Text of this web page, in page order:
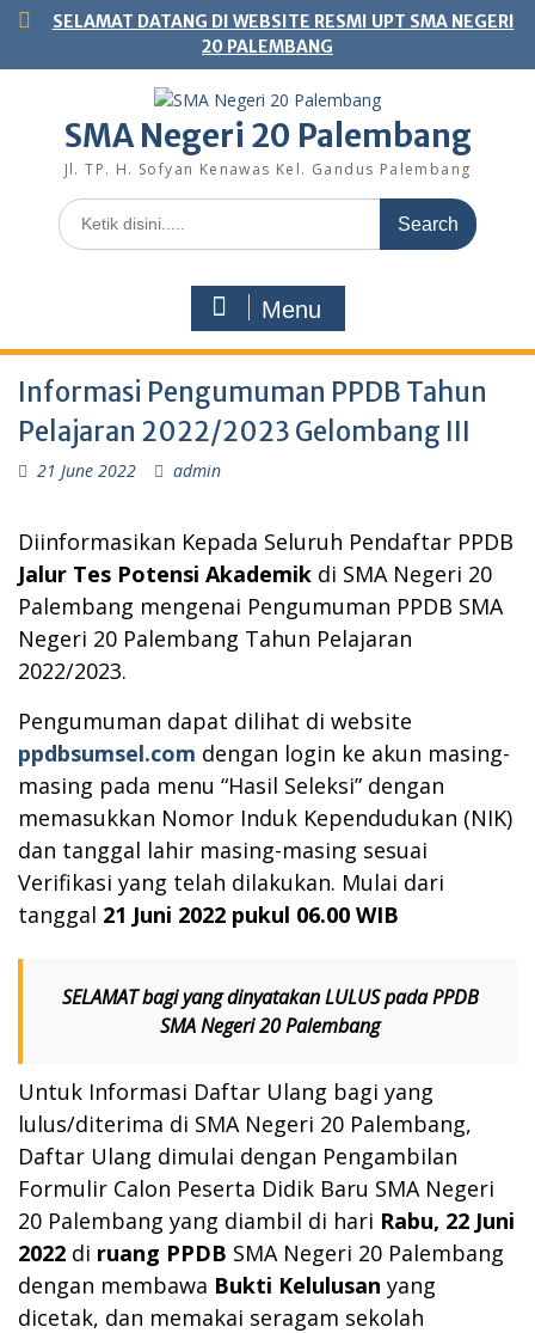
Skip
SELAMAT DATANG DI WEBSITE RESMI UPT SMA NEGERI
20 PALEMBANG
SMA Negeri 20 Palembang
Jl. TP. H. Sofyan Kenawas Kel. Gandus Palembang
Search
for:
Menu
Informasi Pengumuman PPDB Tahun
Pelajaran 2022/2023 Gelombang III
21 June 2022 admin
Diinformasikan Kepada Seluruh Pendaftar PPDB
Jalur Tes Potensi Akademik di SMA Negeri 20
Palembang mengenai Pengumuman PPDB SMA
Negeri 20 Palembang Tahun Pelajaran
2022/2023.
Pengumuman dapat dilihat di website
ppdbsumsel.com dengan login ke akun masing-
masing pada menu “Hasil Seleksi” dengan
memasukkan Nomor Induk Kependudukan (NIK)
dan tanggal lahir masing-masing sesuai
Verifikasi yang telah dilakukan. Mulai dari
tanggal 21 Juni 2022 pukul 06.00 WIB
SELAMAT bagi yang dinyatakan LULUS pada PPDB
SMA Negeri 20 Palembang
Untuk Informasi Daftar Ulang bagi yang
lulus/diterima di SMA Negeri 20 Palembang,
Daftar Ulang dimulai dengan Pengambilan
Formulir Calon Peserta Didik Baru SMA Negeri
20 Palembang yang diambil di hari Rabu, 22 Juni
2022 di ruang PPDB SMA Negeri 20 Palembang
dengan membawa Bukti Kelulusan yang
dicetak, dan memakai seragam sekolah